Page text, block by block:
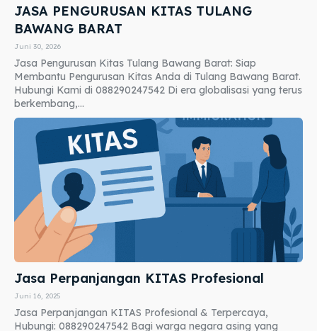
JASA PENGURUSAN KITAS TULANG
BAWANG BARAT
Juni 30, 2026
Jasa Pengurusan Kitas Tulang Bawang Barat: Siap
Membantu Pengurusan Kitas Anda di Tulang Bawang Barat.
Hubungi Kami di 088290247542 Di era globalisasi yang terus
berkembang,...
Jasa Perpanjangan KITAS Profesional
Juni 16, 2025
Jasa Perpanjangan KITAS Profesional & Terpercaya,
Hubungi: 088290247542 Bagi warga negara asing yang